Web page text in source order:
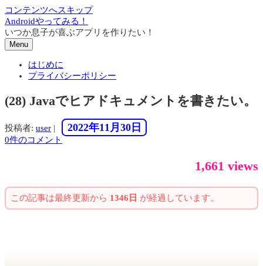
コンテンツへスキップ
Androidやってみる！
いつか息子が喜ぶアプリを作りたい！
Menu
はじめに
プライバシーポリシー
(28) Javaでヒアドキュメントを書きたい。
投稿者: user | 2022年11月30日
0件のコメント
1,661 views
この記事は最終更新から 1346日 が経過しています。